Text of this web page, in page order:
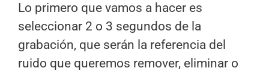
Lo primero que vamos a hacer es
seleccionar 2 o 3 segundos de la
grabación, que serán la referencia del
ruido que queremos remover, eliminar o